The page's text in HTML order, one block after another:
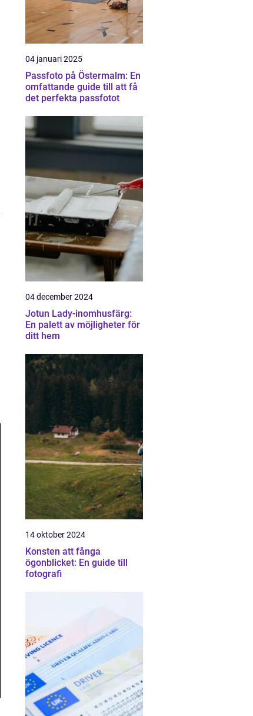
04 januari 2025
Passfoto på Östermalm: En
omfattande guide till att få
det perfekta passfotot
04 december 2024
Jotun Lady-inomhusfärg:
En palett av möjligheter för
ditt hem
14 oktober 2024
Konsten att fånga
ögonblicket: En guide till
fotografi